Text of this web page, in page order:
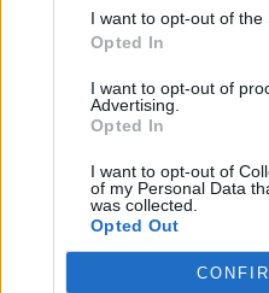
I want to opt-out of the
Opted In
I want to opt-out of
Advertising.
Opted In
I want to opt-out of
of my Personal Data
was collected.
Opted Out